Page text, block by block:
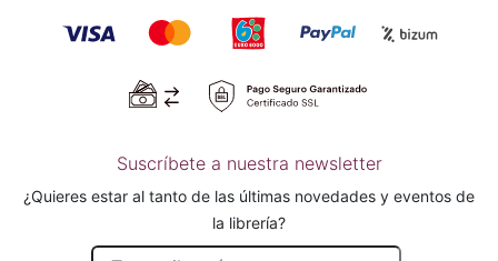
Suscríbete a nuestra newsletter
¿Quieres estar al tanto de las últimas novedades y eventos de
la librería?